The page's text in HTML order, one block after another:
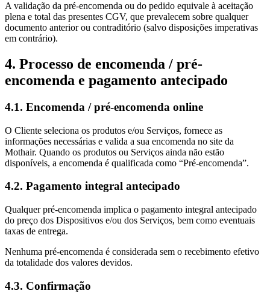
A validação da pré-encomenda ou do pedido equivale à aceitação
plena e total das presentes CGV, que prevalecem sobre qualquer
documento anterior ou contraditório (salvo disposições imperativas
em contrário).
4. Processo de encomenda / pré-
encomenda e pagamento antecipado
4.1. Encomenda / pré-encomenda online
O Cliente seleciona os produtos e/ou Serviços, fornece as
informações necessárias e valida a sua encomenda no site da
Mothair. Quando os produtos ou Serviços ainda não estão
disponíveis, a encomenda é qualificada como “Pré-encomenda”.
4.2. Pagamento integral antecipado
Qualquer pré-encomenda implica o pagamento integral antecipado
do preço dos Dispositivos e/ou dos Serviços, bem como eventuais
taxas de entrega.
Nenhuma pré-encomenda é considerada sem o recebimento efetivo
da totalidade dos valores devidos.
4.3. Confirmação